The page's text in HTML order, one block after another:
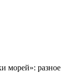
морей»: разное